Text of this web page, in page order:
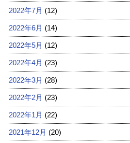
2022年7月 (12)
2022年6月 (14)
2022年5月 (12)
2022年4月 (23)
2022年3月 (28)
2022年2月 (23)
2022年1月 (22)
2021年12月 (20)